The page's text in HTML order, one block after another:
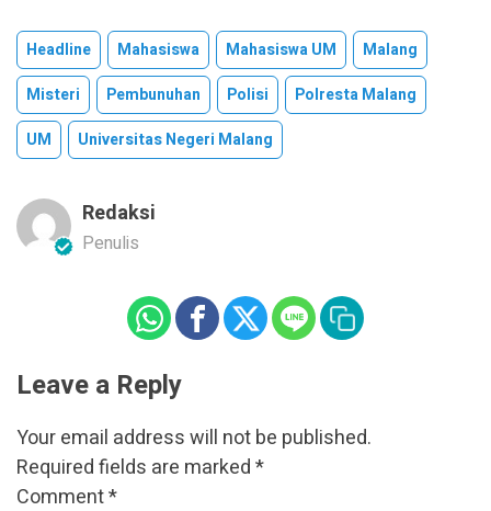
Headline Mahasiswa Mahasiswa UM
Malang
Misteri
Pembunuhan Polisi
Polresta Malang
UM
Universitas Negeri Malang
Redaksi
Penulis
Leave a Reply
Your email address will not be published.
Required fields are marked*
Comment*